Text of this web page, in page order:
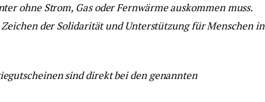
ohne Strom, Gas oder Fernwärme auskommen muss.
der Solidarität und Unterstützung für Menschen in
sind direkt bei den genannten